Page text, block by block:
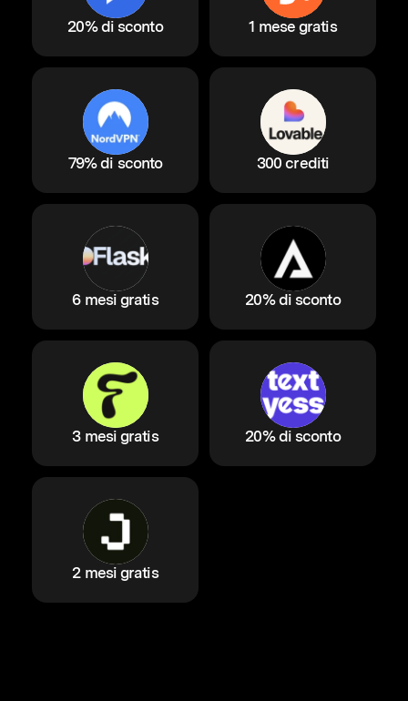
20% di sconto 1 mese gratis
79% di sconto 300 crediti
6 mesi gratis 20% di sconto
3 mesi gratis 20% di sconto
2 mesi gratis